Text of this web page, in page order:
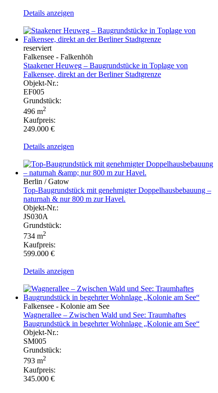
Details anzeigen
reserviert
Falkensee - Falkenhöh
Staakener Heuweg – Baugrundstücke in Toplage von
Falkensee, direkt an der Berliner Stadtgrenze
Objekt-Nr.:
EF005
Grundstück:
496 m2
Kaufpreis:
249.000 €
Details anzeigen
Berlin / Gatow
Top-Baugrundstück mit genehmigter Doppelhausbebauung –
naturnah & nur 800 m zur Havel.
Objekt-Nr.:
JS030A
Grundstück:
734 m2
Kaufpreis:
599.000 €
Details anzeigen
Falkensee - Kolonie am See
Wagnerallee – Zwischen Wald und See: Traumhaftes
Baugrundstück in begehrter Wohnlage „Kolonie am See“
Objekt-Nr.:
SM005
Grundstück:
793 m2
Kaufpreis:
345.000 €